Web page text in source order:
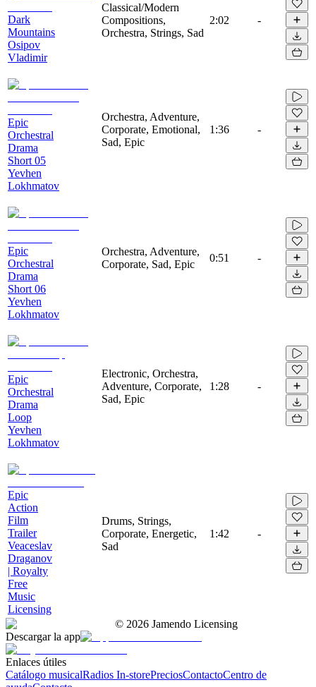
Dark
Mountains
Osipov
Vladimir
Classical/Modern
Compositions,
Orchestra, Strings, Sad
2:02 -
Epic
Orchestral
Drama
Short 05
Yevhen
Lokhmatov
Orchestra, Adventure,
Corporate, Emotional,
Sad, Epic
1:36 -
Epic
Orchestral
Drama
Short 06
Yevhen
Lokhmatov
Orchestra, Adventure,
Corporate, Sad, Epic
0:51 -
Epic
Orchestral
Drama
Loop
Yevhen
Lokhmatov
Electronic, Orchestra,
Adventure, Corporate,
Sad, Epic
1:28 -
Epic
Action
Film
Trailer
Veaceslav
Draganov
| Royalty
Free
Music
Licensing
Drums, Strings,
Corporate, Energetic,
Sad
1:42 -
© 2026 Jamendo Licensing
Descargar la app
Enlaces útiles
Catálogo musicalRadios In-storePreciosContactoCentro de